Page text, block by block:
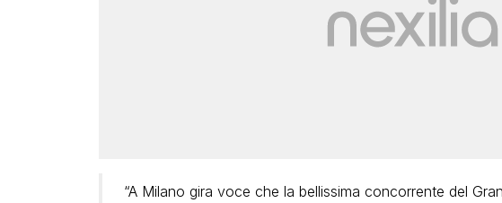
“A Milano gira voce che la bellissima concorrente del